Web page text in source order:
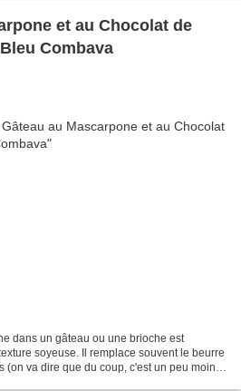
et au Chocolat de
Combava
dans un gâteau ou une brioche est
soyeuse. Il remplace souvent le beurre
(on va dire que du coup, c'est un peu moins